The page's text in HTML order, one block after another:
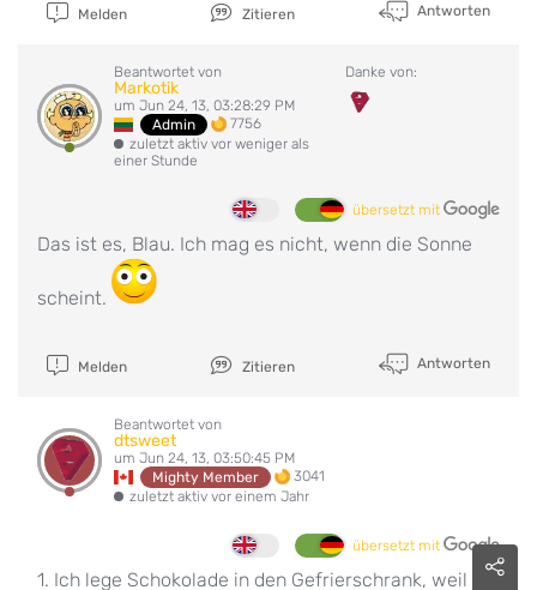
Melden Zitieren Antworten
Beantwortet von
Markotik
um Jun 24, 13, 03:28:29 PM
Admin
7756
zuletzt aktiv vor weniger als
einer Stunde
Danke von:
übersetzt mit
Das ist es, Blau. Ich mag es nicht, wenn die Sonne
scheint.
Melden Zitieren Antworten
Beantwortet von
dtsweet
um Jun 24, 13, 03:50:45 PM
Mighty Member
3041
zuletzt aktiv vor einem Jahr
übersetzt mit
1. Ich lege Schokolade in den Gefrierschrank, weil ich